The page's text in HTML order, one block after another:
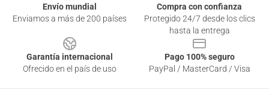
Envío mundial
Enviamos a más de 200 países
Compra con confianza
Protegido 24/7 desde los clics
hasta la entrega
Garantía internacional
Ofrecido en el país de uso
Pago 100% seguro
PayPal / MasterCard / Visa